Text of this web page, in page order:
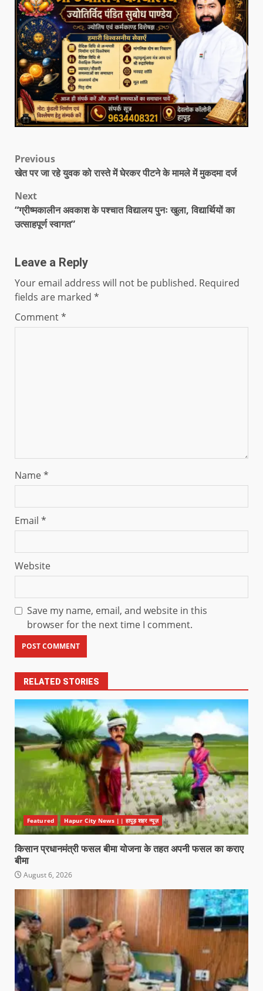
Previous
खेत पर जा रहे युवक को रास्ते में घेरकर पीटने के मामले में मुकदमा दर्ज
Next
“ग्रीष्मकालीन अवकाश के पश्चात विद्यालय पुनः खुला, विद्यार्थियों का
उत्साहपूर्ण स्वागत”
Leave a Reply
Your email address will not be published. Required
fields are marked *
Comment*
Name*
Email *
Website
Save my name, email, and website in this
browser for the next time I comment.
RELATED STORIES
Featured Hapur City News || हापुड़ शहर न्यूज़
किसान प्रधानमंत्री फसल बीमा योजना के तहत अपनी फसल का कराए
बीमा
August 6, 2026